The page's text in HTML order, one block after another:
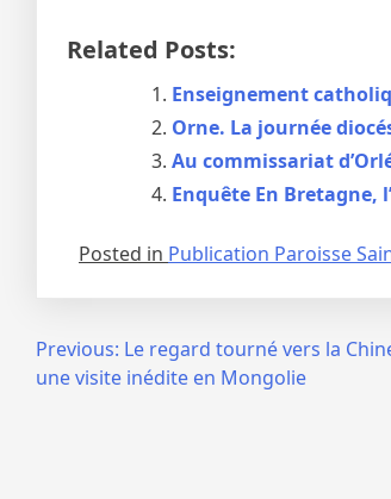
Related Posts:
Enseignement
Orne. La journée
Au commissariat
Enquête En Bretagne,
Posted in Publication Paroisse
Navigation
Previous: Le regard tourné vers la
une visite inédite en Mongolie